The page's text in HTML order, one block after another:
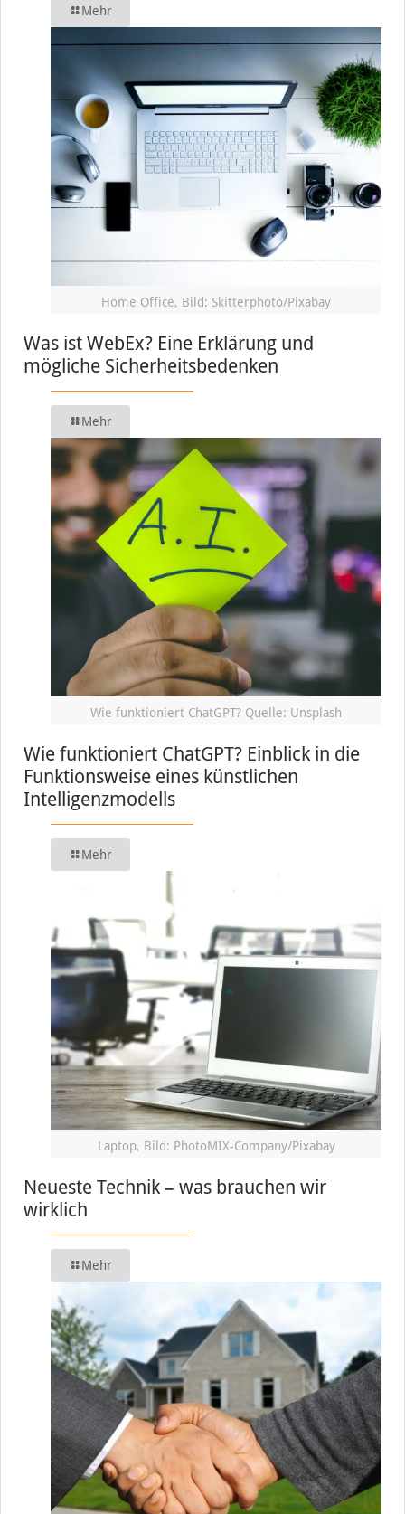
Mehr
Home Office, Bild: Skitterphoto/Pixabay
Was ist WebEx? Eine Erklärung und
mögliche Sicherheitsbedenken
Mehr
Wie funktioniert ChatGPT? Quelle: Unsplash
Wie funktioniert ChatGPT? Einblick in die
Funktionsweise eines künstlichen
Intelligenzmodells
Mehr
Laptop, Bild: PhotoMIX-Company/Pixabay
Neueste Technik – was brauchen wir
wirklich
Mehr